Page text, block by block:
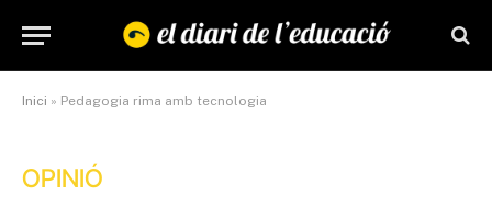
Inici » Pedagogia rima amb tecnologia
OPINIÓ